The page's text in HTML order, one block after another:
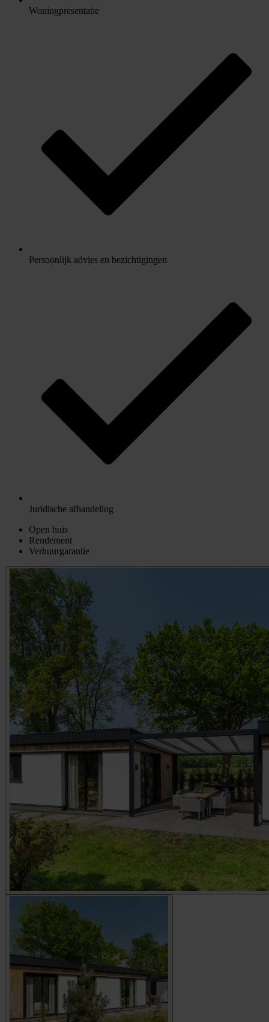
Woningpresentatie
Persoonlijk advies en bezichtigingen
Juridische afhandeling
Open huis
Rendement
Verhuurgarantie